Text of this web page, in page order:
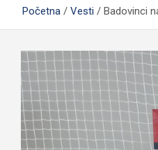
Početna Vesti Badovinci